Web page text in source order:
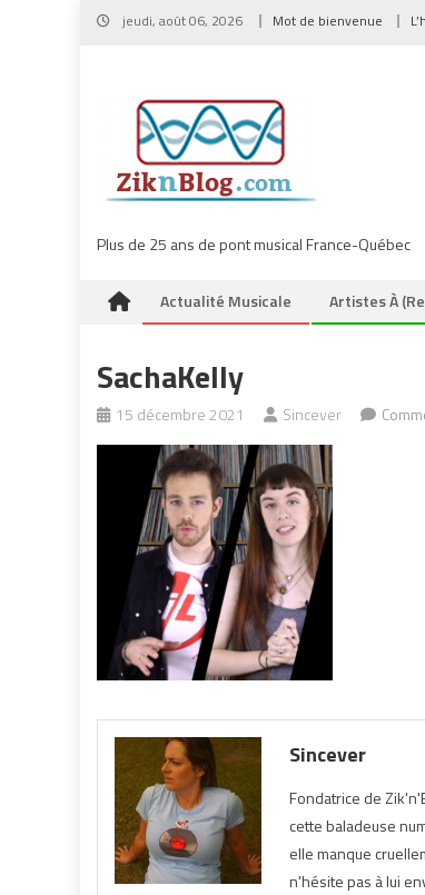
Skip
jeudi, août 06, 2026 Mot de bienvenue
Plus de 25 ans de pont musical France-Québec
Actualité Musicale Artistes À
SachaKelly
15 décembre 2021 Sincever
Sincever
Fondatrice de
cette baladeuse
elle manque
n'hésite pas à lui